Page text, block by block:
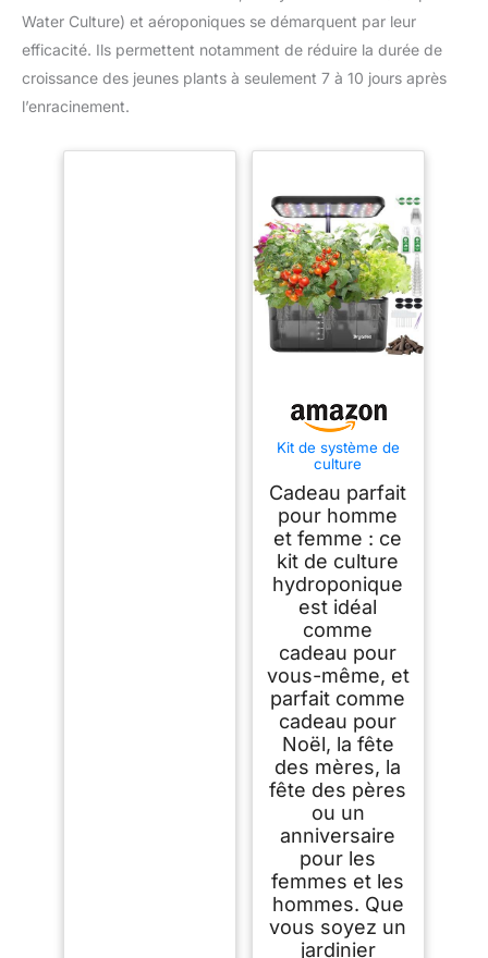
Water Culture) et aéroponiques se démarquent par leur
efficacité. Ils permettent notamment de réduire la durée de
croissance des jeunes plants à seulement 7 à 10 jours après
l’enracinement.
Kit de système de
culture
DRYADES 8 bacs
avec lampe de
croissance LED
spectre complet
24W, jardin
d’intérieur avec
rappel de pénurie
d’eau, outils de
jardinage pour la
maison, la cuisine
Cadeau parfait
pour homme
et femme : ce
kit de culture
hydroponique
est idéal
comme
cadeau pour
vous-même, et
parfait comme
cadeau pour
Noël, la fête
des mères, la
fête des pères
ou un
anniversaire
pour les
femmes et les
hommes. Que
vous soyez un
jardinier